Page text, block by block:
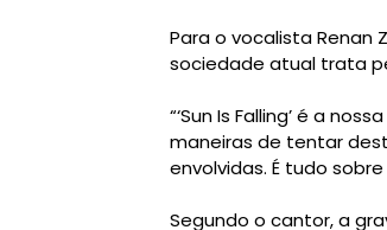
Para o vocalista Renan
sociedade atual trata
“‘Sun Is Falling’ é a
maneiras de tentar
envolvidas. É tudo
Segundo o cantor, a